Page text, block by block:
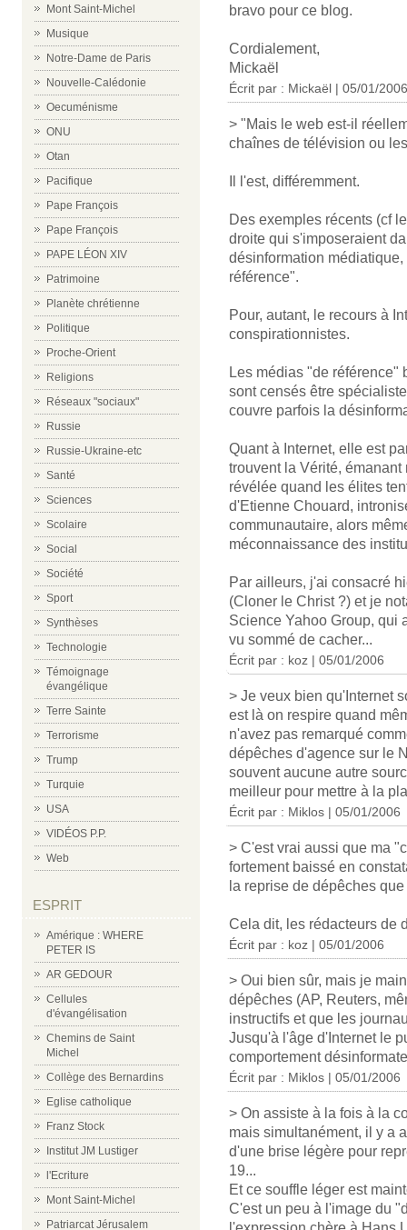
Mont Saint-Michel
Musique
Notre-Dame de Paris
Nouvelle-Calédonie
Oecuménisme
ONU
Otan
Pacifique
Pape François
Pape François
PAPE LÉON XIV
Patrimoine
Planète chrétienne
Politique
Proche-Orient
Religions
Réseaux "sociaux"
Russie
Russie-Ukraine-etc
Santé
Sciences
Scolaire
Social
Société
Sport
Synthèses
Technologie
Témoignage
évangélique
Terre Sainte
Terrorisme
Trump
Turquie
USA
VIDÉOS P.P.
Web
ESPRIT
Amérique : WHERE
PETER IS
AR GEDOUR
Cellules
d'évangélisation
Chemins de Saint
Michel
Collège des Bernardins
Eglise catholique
Franz Stock
Institut JM Lustiger
l'Ecriture
Mont Saint-Michel
Patriarcat Jérusalem
bravo pour ce blog.
Cordialement,
Mickaël
Écrit par : Mickaël | 05/01/2006
> "Mais le web est-il
chaînes de télévision ou
Il l'est, différemment.
Des exemples récents (cf
droite qui s'imposeraient
désinformation
référence".
Pour, autant, le recours à
conspirationnistes.
Les médias "de référence"
sont censés être
couvre parfois la
Quant à Internet, elle est
trouvent la Vérité,
révélée quand les élites
d'Etienne Chouard,
communautaire, alors
méconnaissance des
Par ailleurs, j'ai consacré
(Cloner le Christ ?) et je
Science Yahoo Group, qui
vu sommé de cacher...
Écrit par : koz | 05/01/2006
> Je veux bien qu'Internet
est là on respire quand
n'avez pas remarqué
dépêches d'agence sur le
souvent aucune autre
meilleur pour mettre à la
Écrit par : Miklos | 05/01/2006
> C'est vrai aussi que ma
fortement baissé en
la reprise de dépêches
Cela dit, les rédacteurs de
Écrit par : koz | 05/01/2006
> Oui bien sûr, mais je
dépêches (AP, Reuters,
instructifs et que les
Jusqu'à l'âge d'Internet le
comportement
Écrit par : Miklos | 05/01/2006
> On assiste à la fois à la
mais simultanément, il y a
d'une brise légère pour
19...
Et ce souffle léger est
C'est un peu à l'image du